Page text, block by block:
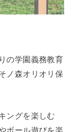
の学園義務教育
ノ森オリオリ保
ングを楽しむ
ボール遊びを楽